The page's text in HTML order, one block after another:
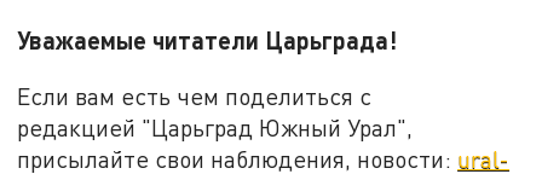
Уважаемые читатели Царьграда!
Если вам есть чем поделиться с
редакцией "Царьград Южный Урал",
присылайте свои наблюдения, новости: ural-